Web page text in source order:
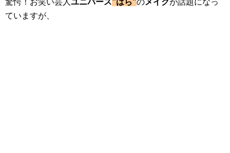
驚愕！お笑い芸人 ユニバース”はら”のメイクが話題になっ
ていますが、